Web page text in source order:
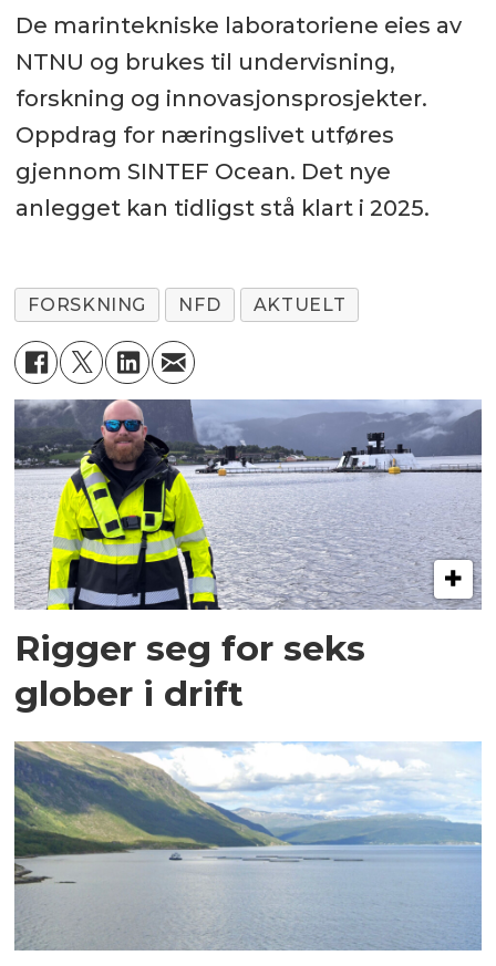
De marintekniske laboratoriene eies av
NTNU og brukes til undervisning,
forskning og innovasjonsprosjekter.
Oppdrag for næringslivet utføres
gjennom SINTEF Ocean. Det nye
anlegget kan tidligst stå klart i 2025.
FORSKNING NFD AKTUELT
Rigger seg for seks
glober i drift